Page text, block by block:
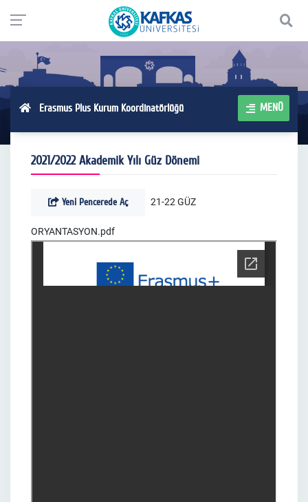
Erasmus Plus Kurum Koordinatörlüğü MENÜ
2021/2022 Akademik Yılı Güz Dönemi
Yeni Pencerede Aç 21-22 GÜZ
ORYANTASYON.pdf